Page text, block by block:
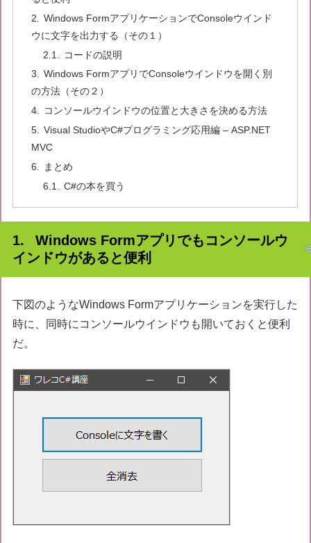
Windows FormアプリケーションでConsoleウインド
ウに文字を出力する（その１）
コードの説明
Windows FormアプリでConsoleウインドウを開く別
の方法（その２）
コンソールウインドウの位置と大きさを決める方法
Visual StudioやC#プログラミング応用編 – ASP.NET
MVC
まとめ
C#の本を買う
Windows Formアプリでもコンソールウ
インドウがあると便利
下図のようなWindows Formアプリケーションを実行した
時に、同時にコンソールウインドウも開いておくと便利
だ。